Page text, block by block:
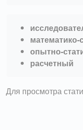
математико-
опытно-
расчетный
Для просмотра